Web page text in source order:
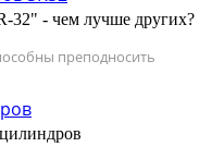
32" - чем лучше других?
преподносить